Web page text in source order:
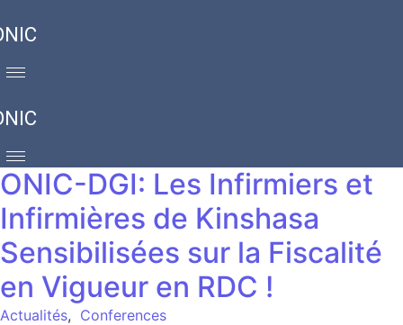
ONIC-DGI: Les Infirmiers et
Infirmières de Kinshasa
Sensibilisées sur la Fiscalité
en Vigueur en RDC !
Actualités, Conferences